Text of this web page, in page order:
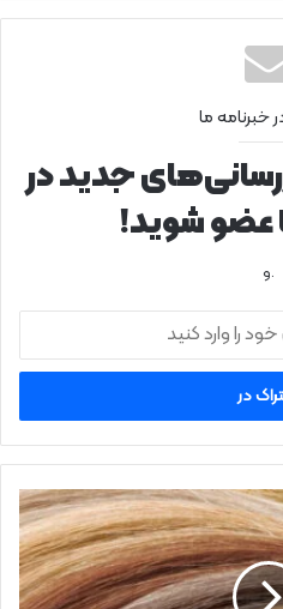
خبرنامه ما
جدید در
عضو شوید!
.و